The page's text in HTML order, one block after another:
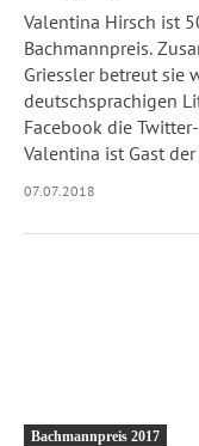
Valentina Hirsch ist
Bachmannpreis.
Griessler betreut sie
deutschsprachigen
Facebook die
Valentina ist Gast
07.07.2018
Bachmannpreis 2017